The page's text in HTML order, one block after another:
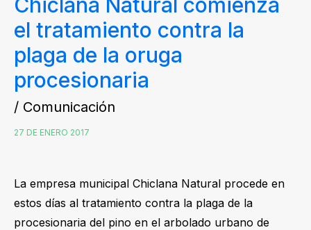
el tratamiento contra la
plaga de la oruga
procesionaria
/ Comunicación
27 DE ENERO 2017
La empresa municipal Chiclana Natural procede en
estos días al tratamiento contra la plaga de la
procesionaria del pino en el arbolado urbano de